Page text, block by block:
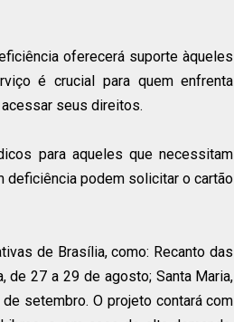
oferecerá suporte àqueles
é crucial para quem enfrenta
seus direitos.
para aqueles que necessitam
deficiência podem solicitar o cartão
de Brasília, como: Recanto das
de 27 a 29 de agosto; Santa Maria,
setembro. O projeto contará com